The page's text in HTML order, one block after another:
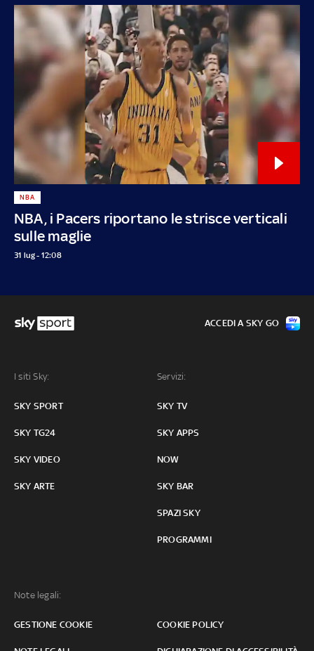
NBA, i Pacers riportano le strisce verticali
sulle maglie
NBA
31 lug - 12:08
I siti Sky:
SKY SPORT
SKY TG24
SKY VIDEO
SKY ARTE
Servizi:
SKY TV
SKY APPS
NOW
SKY BAR
SPAZI SKY
PROGRAMMI
Note legali:
GESTIONE COOKIE COOKIE POLICY
ACCEDI A SKY GO